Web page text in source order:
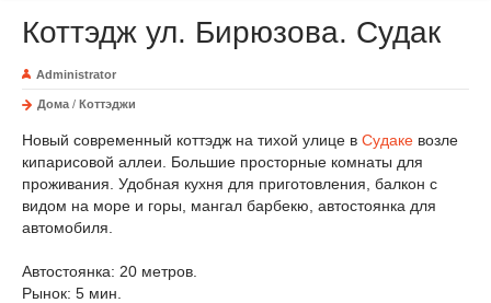
Коттэдж ул. Бирюзова. Судак
Administrator
Дома / Коттэджи
Новый современный коттэдж на тихой улице в Судаке возле
кипарисовой аллеи. Большие просторные комнаты для
проживания. Удобная кухня для приготовления, балкон с
видом на море и горы, мангал барбекю, автостоянка для
автомобиля.
Автостоянка: 20 метров.
Рынок: 5 мин.